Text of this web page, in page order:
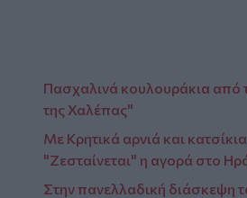
Πασχαλινά κουλουράκια από
της Χαλέπας"
Με Κρητικά αρνιά και
"Ζεσταίνεται" η αγορά στο
Στην πανελλαδική διάσκεψη